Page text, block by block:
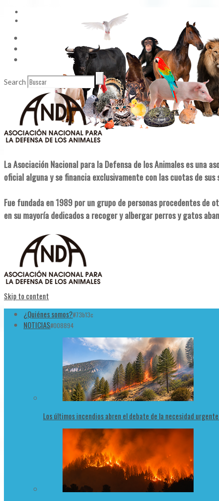
Enlaces de Interés
Search
La Asociación Nacional para la Defensa de los Animales es una
oficial alguna y se financia exclusivamente con las cuotas de sus
Fue fundada en 1989 por un grupo de personas procedentes de
en su mayoría dedicados a recoger y albergar perros y gatos
Skip to content
¿Quiénes somos?#73b13c
NOTICIAS#008894
Los últimos incendios abren el debate de la necesidad